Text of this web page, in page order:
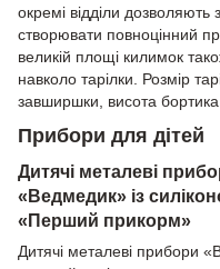
окремі відділи дозволяють
створювати повноцінний
великій площі килимок
навколо тарілки. Розмір
завширшки, висота
Прибори для дітей
Дитячі металеві
«Ведмедик» із
«Перший прикорм»
Дитячі металеві прибори